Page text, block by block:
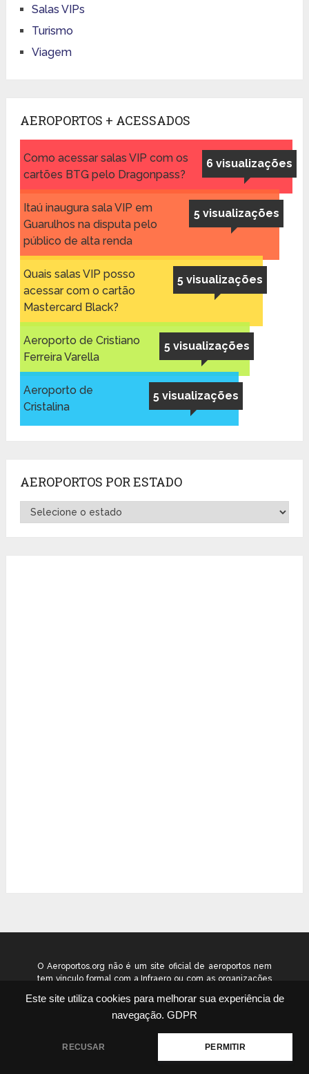
Este site utiliza cookies para melhorar sua experiência de
navegação. GDPR
RECUSAR PERMITIR
Salas VIPs
Turismo
Viagem
AEROPORTOS + ACESSADOS
6 visualizações
Como acessar salas VIP com os
cartões BTG pelo Dragonpass?
5 visualizações
Itaú inaugura sala VIP em
Guarulhos na disputa pelo
público de alta renda
5 visualizações
Quais salas VIP posso
acessar com o cartão
Mastercard Black?
5 visualizações
Aeroporto de Cristiano
Ferreira Varella
5 visualizações
Aeroporto de
Cristalina
AEROPORTOS POR ESTADO
Aeroportos
por
O Aeroportos.org não é um site oficial de aeroportos nem
tem vínculo formal com a Infraero ou com as organizações
como um guia independente de informação voltado ao
público geral. © 2026 aeroportos.org – Todos os direitos